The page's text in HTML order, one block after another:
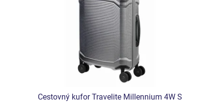
Cestovný kufor Travelite Millennium 4W S